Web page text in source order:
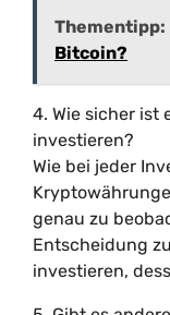
Thementipp:
Bitcoin?
4. Wie sicher ist
investieren?
Wie bei jeder
genau zu
Entscheidung
investieren,